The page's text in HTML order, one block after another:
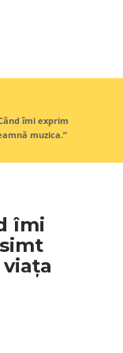
îmi exprim
muzica.”
îmi